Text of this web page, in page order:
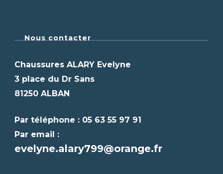
Nous contacter
Chaussures ALARY Evelyne
3 place du Dr Sans
81250 ALBAN
Par téléphone : 05 63 55 97 91
Par email :
evelyne.alary799@orange.fr